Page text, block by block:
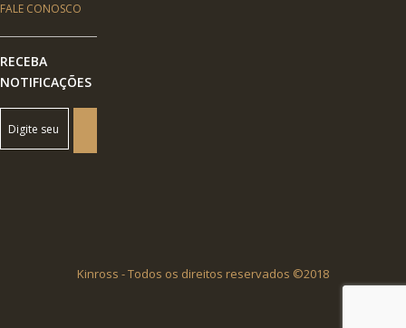
FALE CONOSCO
RECEBA
NOTIFICAÇÕES
Kinross - Todos os direitos reservados ©2018